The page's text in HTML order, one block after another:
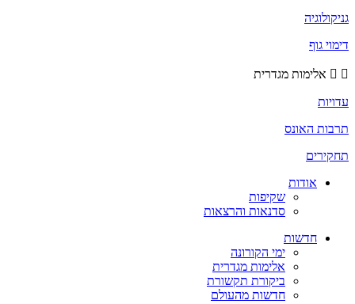
גניקולוגיה
דימוי גוף
אלימות מגדרית
עדויות
תרבות האונס
תחקירים
אודות
שקיפות
סדנאות והרצאות
חדשות
ימי הקורונה
אלימות מגדרית
ביקורת תקשורת
חדשות מהעולם